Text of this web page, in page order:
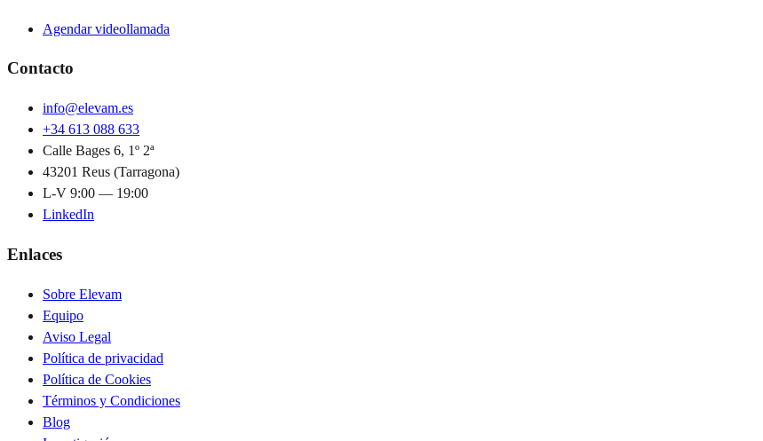
Agendar videollamada
Contacto
info@elevam.es
+34 613 088 633
Calle Bages 6, 1º 2ª
43201 Reus (Tarragona)
L-V 9:00 — 19:00
LinkedIn
Enlaces
Sobre Elevam
Equipo
Aviso Legal
Política de privacidad
Política de Cookies
Términos y Condiciones
Blog